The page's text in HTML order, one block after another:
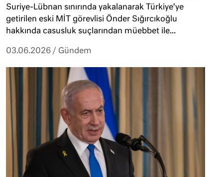
Suriye-Lübnan sınırında yakalanarak Türkiye’ye
getirilen eski MİT görevlisi Önder Sığırcıkoğlu
hakkında casusluk suçlarından müebbet ile...
03.06.2026 / Gündem